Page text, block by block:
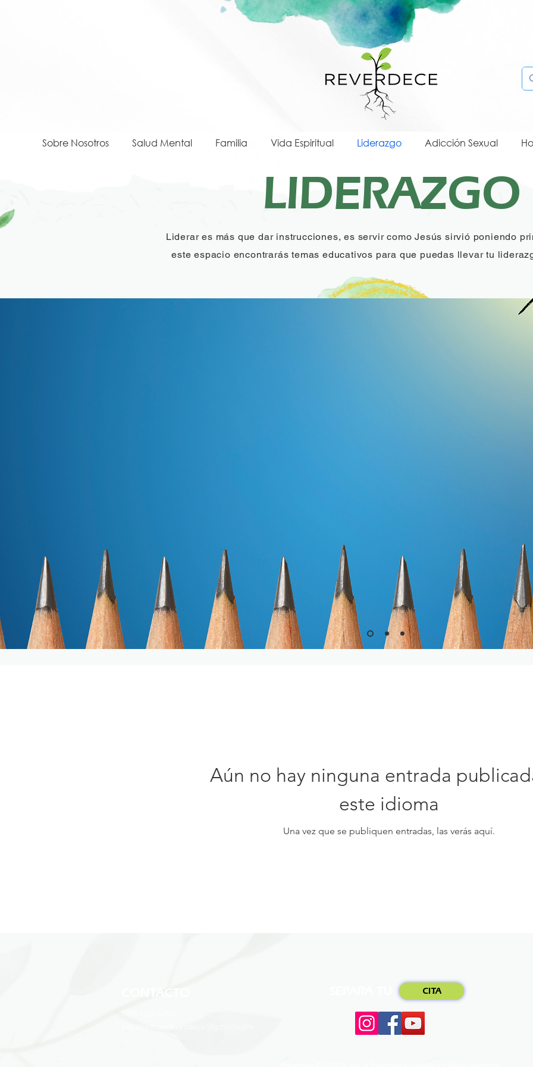
Liderar es más que dar instrucciones, es servir como Jesús sirvió poniendo
este espacio encontrarás temas educativos para que puedas llevar tu
Aún no hay ninguna entrada
este idioma
Una vez que se publiquen entradas, las verás aquí.
LIDERAZGO
Sobre Nosotros Salud Mental Familia Vida Espiritual Liderazgo Adicción Sexual
CITA